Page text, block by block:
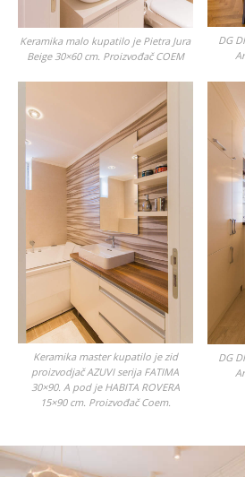
Keramika malo kupatilo je Pietra Jura
Beige 30×60 cm. Proizvođač COEM
DG
Keramika master kupatilo je zid
proizvodjač AZUVI serija FATIMA
30×90. A pod je HABITA ROVERA
15×90 cm. Proizvođač Coem.
DG